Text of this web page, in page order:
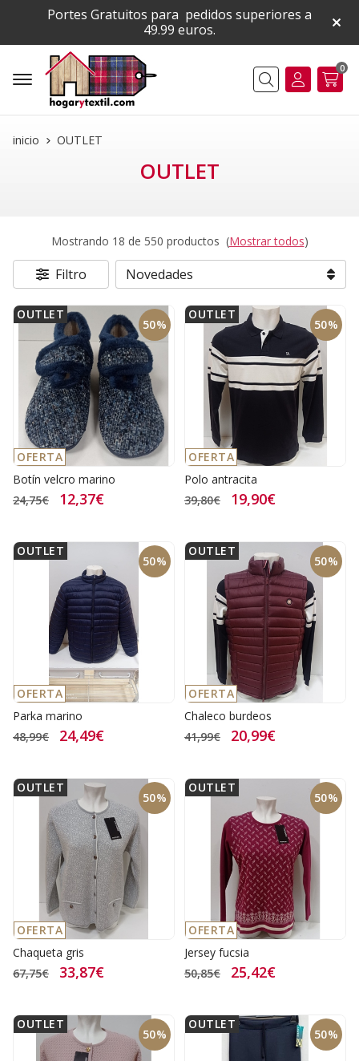
Portes Gratuitos para pedidos superiores a
49.99 euros.
Buscar
0
inicio OUTLET
OUTLET
Mostrando 18 de 550 productos (Mostrar todos)
Filtro
50%
OFERTA
OUTLET
Botín velcro marino
24,75€
12,37€
50%
OFERTA
OUTLET
Polo antracita
39,80€
19,90€
50%
OFERTA
OUTLET
Parka marino
48,99€
24,49€
50%
OFERTA
OUTLET
Chaleco burdeos
41,99€
20,99€
50%
OFERTA
OUTLET
Chaqueta gris
67,75€
33,87€
50%
OFERTA
OUTLET
Jersey fucsia
50,85€
25,42€
50%
OUTLET
50%
OUTLET